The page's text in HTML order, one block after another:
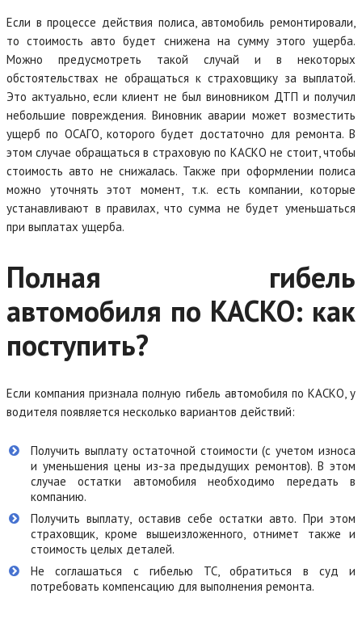
Если в процессе действия полиса, автомобиль ремонтировали,
то стоимость авто будет снижена на сумму этого ущерба.
Можно предусмотреть такой случай и в некоторых
обстоятельствах не обращаться к страховщику за выплатой.
Это актуально, если клиент не был виновником ДТП и получил
небольшие повреждения. Виновник аварии может возместить
ущерб по ОСАГО, которого будет достаточно для ремонта. В
этом случае обращаться в страховую по КАСКО не стоит, чтобы
стоимость авто не снижалась. Также при оформлении полиса
можно уточнять этот момент, т.к. есть компании, которые
устанавливают в правилах, что сумма не будет уменьшаться
при выплатах ущерба.
Полная гибель
автомобиля по КАСКО: как
поступить?
Если компания признала полную гибель автомобиля по КАСКО, у
водителя появляется несколько вариантов действий:
Получить выплату остаточной стоимости (с учетом износа
и уменьшения цены из-за предыдущих ремонтов). В этом
случае остатки автомобиля необходимо передать в
компанию.
Получить выплату, оставив себе остатки авто. При этом
страховщик, кроме вышеизложенного, отнимет также и
стоимость целых деталей.
Не соглашаться с гибелью ТС, обратиться в суд и
потребовать компенсацию для выполнения ремонта.